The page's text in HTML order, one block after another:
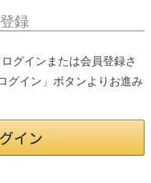
録
グインまたは会員登録さ
グイン」ボタンよりお進み